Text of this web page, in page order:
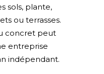
sols, plante,
ou terrasses.
concret peut
entreprise
indépendant.